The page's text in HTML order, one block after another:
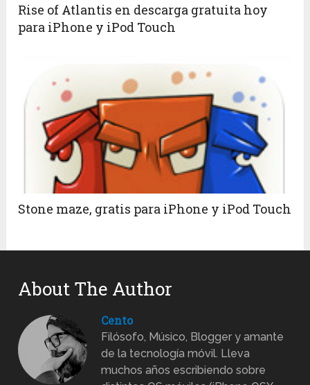
Rise of Atlantis en descarga gratuita hoy
para iPhone y iPod Touch
Stone maze, gratis para iPhone y iPod Touch
About The Author
Cento
Filósofo, Músico, Blogger y amante
de la tecnología móvil. Lleva
muchos años escribiendo sobre